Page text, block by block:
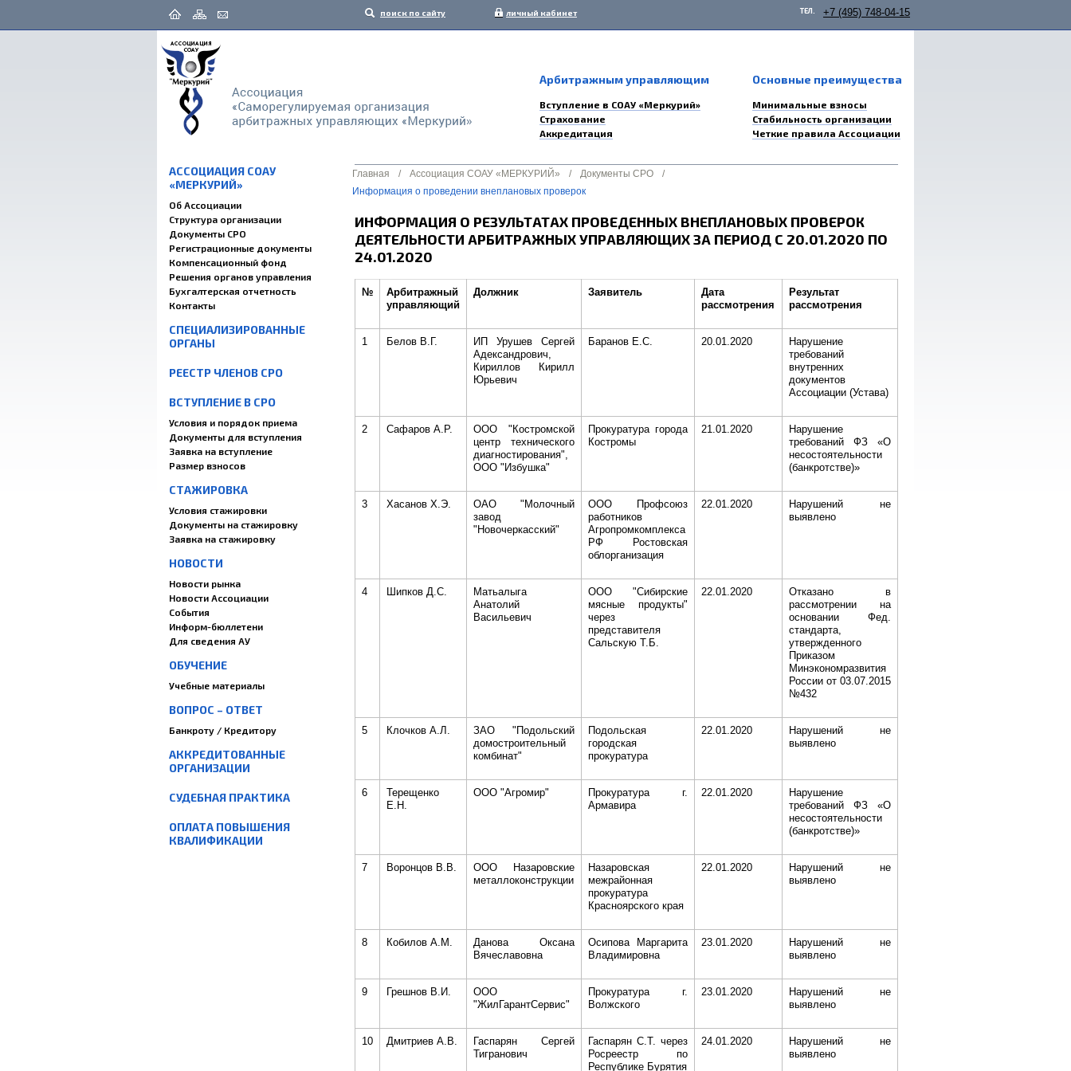
поиск по сайту личный кабинет ТЕЛ. +7 (495) 748-04-15
Арбитражным управляющим
Вступление в СОАУ «Меркурий»
Страхование
Аккредитация
Основные преимущества
Минимальные взносы
Стабильность организации
Четкие правила Ассоциации
АССОЦИАЦИЯ СОАУ
«МЕРКУРИЙ»
Об Ассоциации
Структура организации
Документы СРО
Регистрационные документы
Компенсационный фонд
Решения органов управления
Бухгалтерская отчетность
Контакты
СПЕЦИАЛИЗИРОВАННЫЕ
ОРГАНЫ
РЕЕСТР ЧЛЕНОВ СРО
ВСТУПЛЕНИЕ В СРО
Условия и порядок приема
Документы для вступления
Заявка на вступление
Размер взносов
СТАЖИРОВКА
Условия стажировки
Документы на стажировку
Заявка на стажировку
НОВОСТИ
Новости рынка
Новости Ассоциации
События
Информ-бюллетени
Для сведения АУ
ОБУЧЕНИЕ
Учебные материалы
ВОПРОС – ОТВЕТ
Банкроту / Кредитору
АККРЕДИТОВАННЫЕ
ОРГАНИЗАЦИИ
СУДЕБНАЯ ПРАКТИКА
ОПЛАТА ПОВЫШЕНИЯ
КВАЛИФИКАЦИИ
Главная / Ассоциация СОАУ «МЕРКУРИЙ» / Документы СРО
/
Информация о проведении внеплановых проверок
ИНФОРМАЦИЯ О РЕЗУЛЬТАТАХ ПРОВЕДЕННЫХ ВНЕПЛАНОВЫХ ПРОВЕРОК
ДЕЯТЕЛЬНОСТИ АРБИТРАЖНЫХ УПРАВЛЯЮЩИХ ЗА ПЕРИОД С 20.01.2020 ПО
24.01.2020
№
Арбитражный
управляющий
Должник Заявитель
Дата
рассмотрения
Результат
рассмотрения
1 Белов В.Г.
ИП Урушев Сергей
Адександрович,
Кириллов Кирилл
Юрьевич
Баранов Е.С. 20.01.2020
Нарушение
требований
внутренних
документов
Ассоциации (Устава)
2 Сафаров А.Р.
ООО "Костромской
центр технического
диагностирования",
ООО "Избушка"
Прокуратура города
Костромы
21.01.2020
Нарушение
требований ФЗ «О
несостоятельности
(банкротстве)»
3 Хасанов Х.Э.
ОАО "Молочный
завод
"Новочеркасский"
ООО Профсоюз
работников
Агропромкомплекса
РФ Ростовская
облорганизация
22.01.2020
Нарушений не
выявлено
4 Шипков Д.С.
Матьалыга
Анатолий
Васильевич
ООО "Сибирские
мясные продукты"
через
представителя
Сальскую Т.Б.
22.01.2020
Отказано в
рассмотрении на
основании Фед.
стандарта,
утвержденного
Приказом
Минэкономразвития
России от 03.07.2015
№432
5 Клочков А.Л.
ЗАО "Подольский
домостроительный
комбинат"
Подольская
городская
прокуратура
22.01.2020
Нарушений не
выявлено
6
Терещенко
Е.Н.
ООО "Агромир"
Прокуратура г.
Армавира
22.01.2020
Нарушение
требований ФЗ «О
несостоятельности
(банкротстве)»
7 Воронцов В.В.
ООО Назаровские
металлоконструкции
Назаровская
межрайонная
прокуратура
Красноярского края
22.01.2020
Нарушений не
выявлено
8 Кобилов А.М.
Данова Оксана
Вячеславовна
Осипова Маргарита
Владимировна
23.01.2020
Нарушений не
выявлено
9 Грешнов В.И.
ООО
"ЖилГарантСервис"
Прокуратура г.
Волжского
23.01.2020
Нарушений не
выявлено
10 Дмитриев А.В.
Гаспарян Сергей
Тигранович
Гаспарян С.Т. через
Росреестр по
Республике Бурятия
24.01.2020
Нарушений не
выявлено